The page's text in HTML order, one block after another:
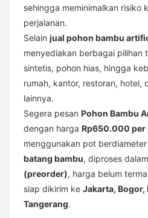
sehingga meminimalkan risiko
perjalanan.
Selain jual pohon bambu
menyediakan berbagai pilihan
sintetis, pohon hias, hingga
rumah, kantor, restoran, hotel,
lainnya.
Segera pesan Pohon Bambu
dengan harga Rp650.000 per
menggunakan pot berdiameter
batang bambu, diproses
(preorder), harga belum
siap dikirim ke Jakarta, Bogor,
Tangerang.